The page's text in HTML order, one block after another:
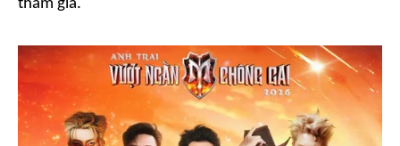
tham gia.